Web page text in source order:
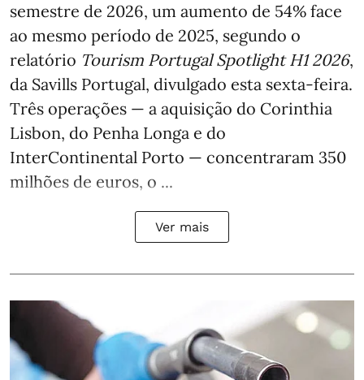
semestre de 2026, um aumento de 54% face
ao mesmo período de 2025, segundo o
relatório Tourism Portugal Spotlight H1 2026,
da Savills Portugal, divulgado esta sexta-feira.
Três operações — a aquisição do Corinthia
Lisbon, do Penha Longa e do
InterContinental Porto — concentraram 350
milhões de euros, o ...
Ver mais